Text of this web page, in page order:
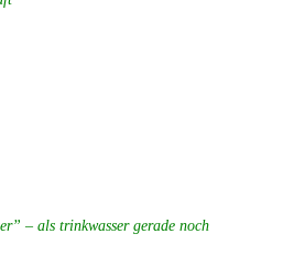
– als trinkwasser gerade noch